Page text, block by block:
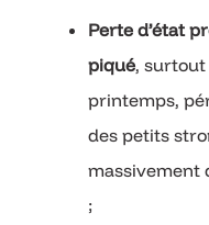
Perte d’état
piqué, surtout
printemps,
des petits
massivement
;